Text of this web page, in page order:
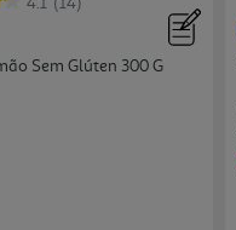
Sem Glúten 300 G